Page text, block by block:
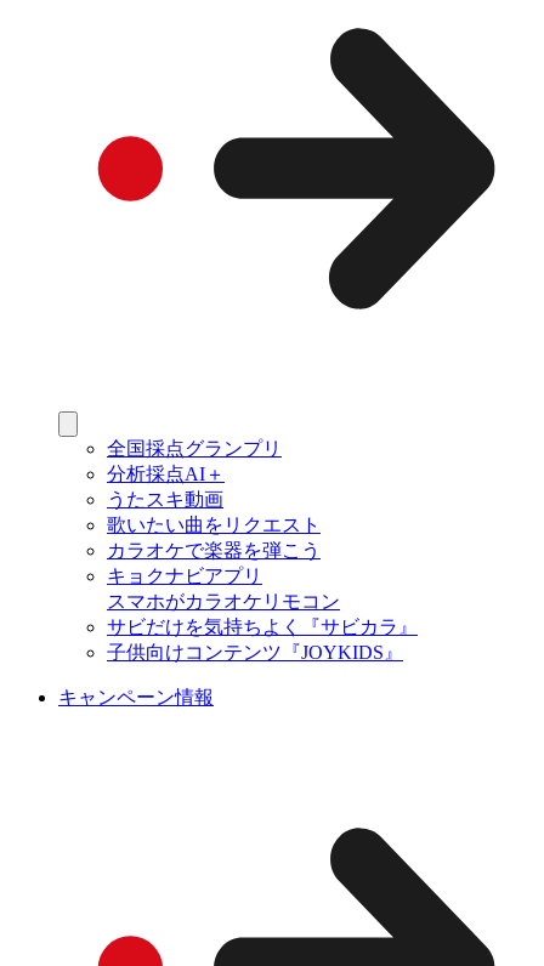
全国採点グランプリ
分析採点AI＋
うたスキ動画
歌いたい曲をリクエスト
カラオケで楽器を弾こう
キョクナビアプリ
スマホがカラオケリモコン
サビだけを気持ちよく『サビカラ』
子供向けコンテンツ『JOYKIDS』
キャンペーン情報